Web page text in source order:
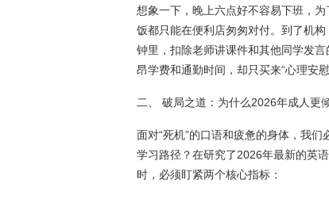
想象一下，晚上六点好不容易下班，
饭都只能在便利店匆匆对付。到了机
钟里，扣除老师讲课件和其他同学发
昂学费和通勤时间，却只买来“心理安
二、 破局之道：为什么2026年成人更
面对“死机”的口语和疲惫的身体，我
学习路径？在研究了2026年最新的英
时，必须盯紧两个核心指标：